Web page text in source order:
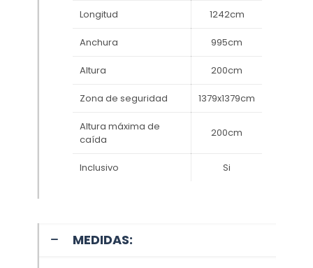
Longitud 1242cm
Anchura 995cm
Altura 200cm
Zona de seguridad 1379x1379cm
Altura máxima de
caída
200cm
Inclusivo Si
MEDIDAS: